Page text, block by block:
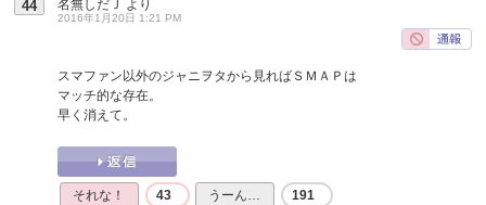
44 名無しだＪ より
2016年1月20日 1:21 PM
スマファン以外のジャニヲタから見ればＳＭＡＰは
マッチ的な存在。
早く消えて。
それな！ 43 うーん… 191